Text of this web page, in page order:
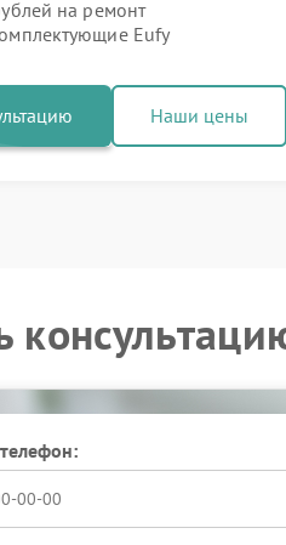
на ремонт
Eufy
Наши цены